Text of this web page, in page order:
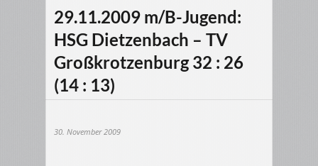
29.11.2009 m/B-Jugend:
HSG Dietzenbach – TV
Großkrotzenburg 32 : 26
(14 : 13)
30. November 2009